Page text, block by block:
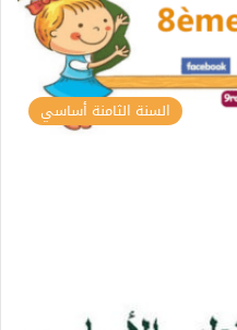
السنة الثامنة أساسي